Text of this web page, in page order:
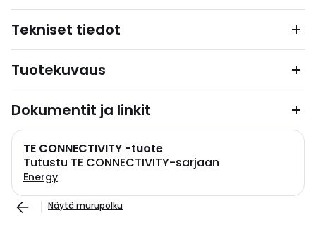
Tekniset tiedot
Tuotekuvaus
Dokumentit ja linkit
TE CONNECTIVITY -tuote
Tutustu TE CONNECTIVITY-sarjaan
Energy
Näytä murupolku